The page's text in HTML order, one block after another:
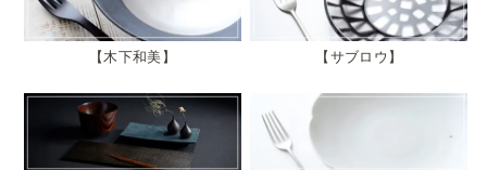
木下和美 サブロウ